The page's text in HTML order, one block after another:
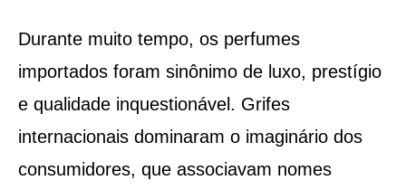
Durante muito tempo, os perfumes
importados foram sinônimo de luxo, prestígio
e qualidade inquestionável. Grifes
internacionais dominaram o imaginário dos
consumidores, que associavam nomes